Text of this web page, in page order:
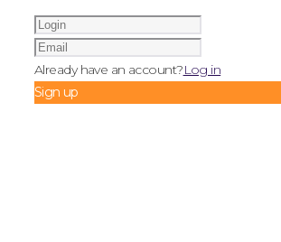
Already have an account?Log in
Sign up